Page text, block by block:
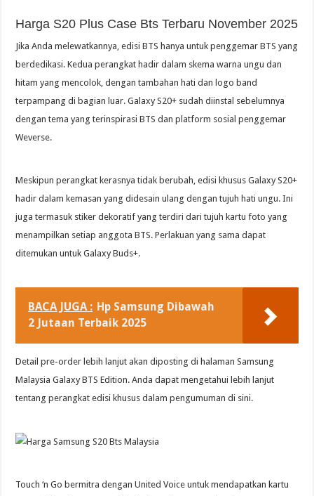
Harga S20 Plus Case Bts Terbaru November 2025
Jika Anda melewatkannya, edisi BTS hanya untuk penggemar BTS yang
berdedikasi. Kedua perangkat hadir dalam skema warna ungu dan
hitam yang mencolok, dengan tambahan hati dan logo band
terpampang di bagian luar. Galaxy S20+ sudah diinstal sebelumnya
dengan tema yang terinspirasi BTS dan platform sosial penggemar
Weverse.
Meskipun perangkat kerasnya tidak berubah, edisi khusus Galaxy S20+
hadir dalam kemasan yang didesain ulang dengan tujuh hati ungu. Ini
juga termasuk stiker dekoratif yang terdiri dari tujuh kartu foto yang
menampilkan setiap anggota BTS. Perlakuan yang sama dapat
ditemukan untuk Galaxy Buds+.
BACA JUGA : Hp Samsung Dibawah
2 Jutaan Terbaik 2025
Detail pre-order lebih lanjut akan diposting di halaman Samsung
Malaysia Galaxy BTS Edition. Anda dapat mengetahui lebih lanjut
tentang perangkat edisi khusus dalam pengumuman di sini.
Touch ‘n Go bermitra dengan United Voice untuk mendapatkan kartu